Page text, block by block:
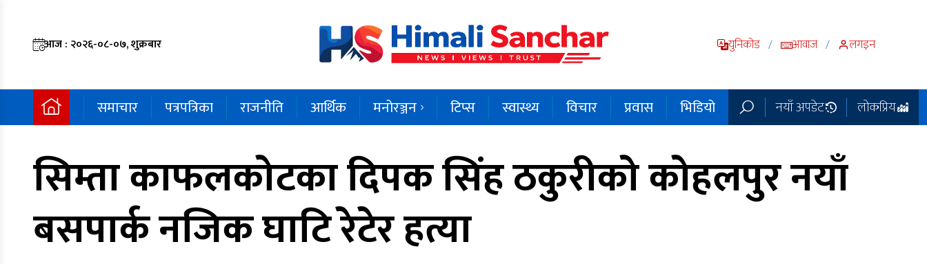
आज : २०२६-०८-०७, शुक्रबार युनिकोड / आवाज / लगइन
समाचार पत्रपत्रिका राजनीति आर्थिक मनोरञ्जन टिप्स स्वास्थ्य विचार प्रवास भिडियो नयाँ अपडेट लोकप्रिय
सिम्ता काफलकोटका दिपक सिंह ठकुरीको कोहलपुर नयाँ
बसपार्क नजिक घाटि रेटेर हत्या